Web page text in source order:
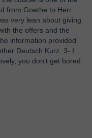
from Goethe to Herr
very lean about giving
the offers and the
information provided
Deutsch Kurz. 3- I
you don't get bored